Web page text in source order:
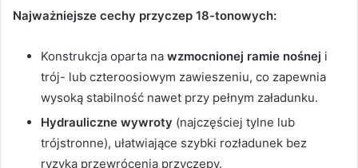
Najważniejsze cechy przyczep 18-tonowych:
Konstrukcja oparta na wzmocnionej ramie nośnej i
trój- lub czteroosiowym zawieszeniu, co zapewnia
wysoką stabilność nawet przy pełnym załadunku.
Hydrauliczne wywroty (najczęściej tylne lub
trójstronne), ułatwiające szybki rozładunek bez
ryzyka przewrócenia przyczepy.